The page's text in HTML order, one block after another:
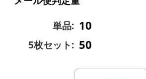
単品: 10
5枚セット: 50